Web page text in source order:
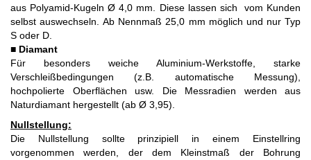
aus Polyamid-Kugeln Ø 4,0 mm. Diese lassen sich vom Kunden
selbst auswechseln. Ab Nennmaß 25,0 mm möglich und nur Typ
S oder D.
■ Diamant
Für besonders weiche Aluminium-Werkstoffe, starke
Verschleißbedingungen (z.B. automatische Messung),
hochpolierte Oberflächen usw. Die Messradien werden aus
Naturdiamant hergestellt (ab Ø 3,95).
Nullstellung:
Die Nullstellung sollte prinzipiell in einem Einstellring
vorgenommen werden, der dem Kleinstmaß der Bohrung